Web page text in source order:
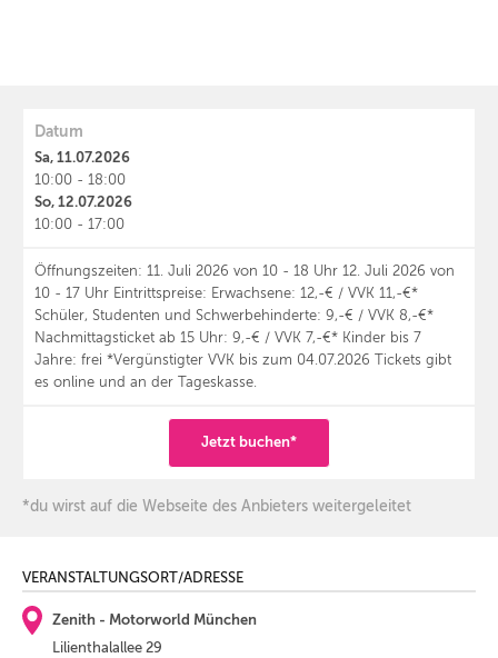
Datum
Sa, 11.07.2026
10:00 - 18:00
So, 12.07.2026
10:00 - 17:00
Öffnungszeiten: 11. Juli 2026 von 10 - 18 Uhr 12. Juli 2026 von
10 - 17 Uhr Eintrittspreise: Erwachsene: 12,-€ / VVK 11,-€*
Schüler, Studenten und Schwerbehinderte: 9,-€ / VVK 8,-€*
Nachmittagsticket ab 15 Uhr: 9,-€ / VVK 7,-€* Kinder bis 7
Jahre: frei *Vergünstigter VVK bis zum 04.07.2026 Tickets gibt
es online und an der Tageskasse.
Jetzt buchen*
*du wirst auf die Webseite des Anbieters weitergeleitet
VERANSTALTUNGSORT/ADRESSE
Zenith - Motorworld München
Lilienthalallee 29